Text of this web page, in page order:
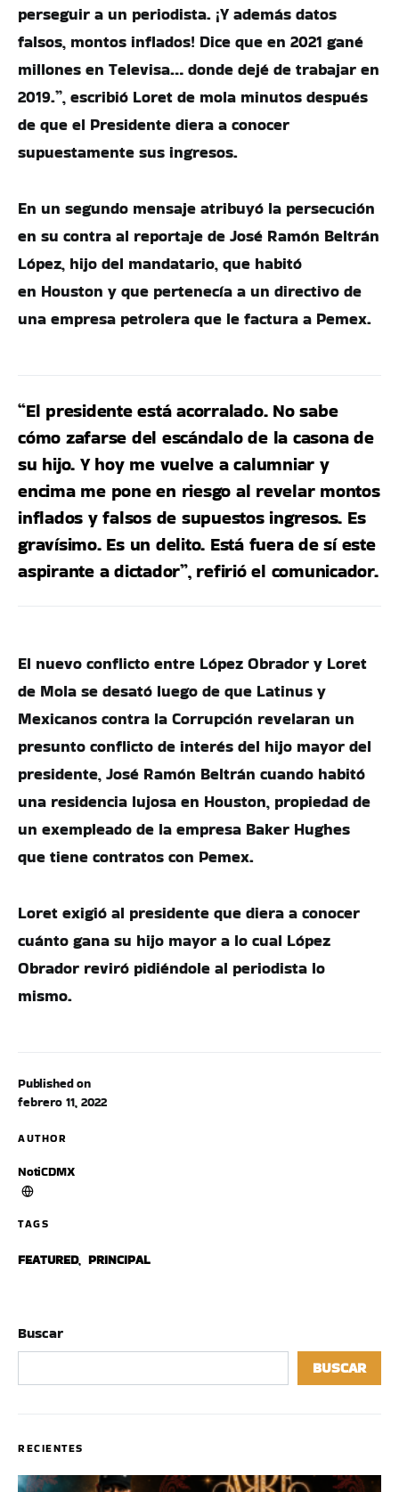
Published on
febrero 11, 2022
AUTHOR
NotiCDMX
TAGS
FEATURED, PRINCIPAL
perseguir a un periodista. ¡Y además datos
falsos, montos inflados! Dice que en 2021 gané
millones en Televisa… donde dejé de trabajar en
2019.”, escribió Loret de mola minutos después
de que el Presidente diera a conocer
supuestamente sus ingresos.
En un segundo mensaje atribuyó la persecución
en su contra al reportaje de José Ramón Beltrán
López, hijo del mandatario, que habitó
en Houston y que pertenecía a un directivo de
una empresa petrolera que le factura a Pemex.
“El presidente está acorralado. No sabe
cómo zafarse del escándalo de la casona de
su hijo. Y hoy me vuelve a calumniar y
encima me pone en riesgo al revelar montos
inflados y falsos de supuestos ingresos. Es
gravísimo. Es un delito. Está fuera de sí este
aspirante a dictador”, refirió el comunicador.
El nuevo conflicto entre López Obrador y Loret
de Mola se desató luego de que Latinus y
Mexicanos contra la Corrupción revelaran un
presunto conflicto de interés del hijo mayor del
presidente, José Ramón Beltrán cuando habitó
una residencia lujosa en Houston, propiedad de
un exempleado de la empresa Baker Hughes
que tiene contratos con Pemex.
Loret exigió al presidente que diera a conocer
cuánto gana su hijo mayor a lo cual López
Obrador reviró pidiéndole al periodista lo
mismo.
Buscar
BUSCAR
RECIENTES